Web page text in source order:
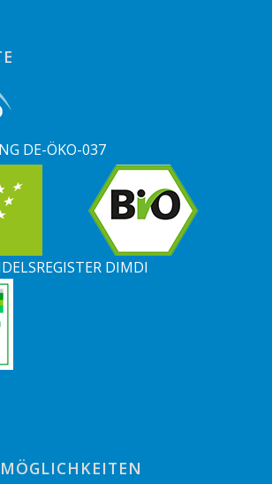
DE-ÖKO-037
DIMDI